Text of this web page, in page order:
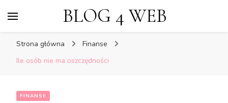
BLOG 4 WEB
Strona główna
Finanse
Ile osób nie ma oszczędności
FINANSE